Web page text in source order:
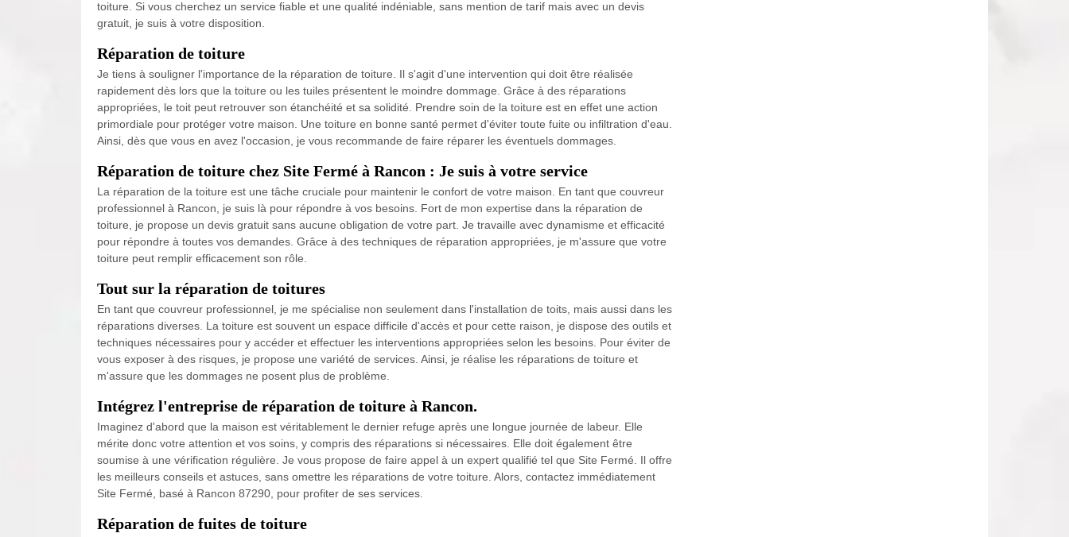
toiture. Si vous cherchez un service fiable et une qualité indéniable, sans mention de tarif mais avec un devis
gratuit, je suis à votre disposition.
Réparation de toiture
Je tiens à souligner l'importance de la réparation de toiture. Il s'agit d'une intervention qui doit être réalisée
rapidement dès lors que la toiture ou les tuiles présentent le moindre dommage. Grâce à des réparations
appropriées, le toit peut retrouver son étanchéité et sa solidité. Prendre soin de la toiture est en effet une action
primordiale pour protéger votre maison. Une toiture en bonne santé permet d'éviter toute fuite ou infiltration d'eau.
Ainsi, dès que vous en avez l'occasion, je vous recommande de faire réparer les éventuels dommages.
Réparation de toiture chez Site Fermé à Rancon : Je suis à votre service
La réparation de la toiture est une tâche cruciale pour maintenir le confort de votre maison. En tant que couvreur
professionnel à Rancon, je suis là pour répondre à vos besoins. Fort de mon expertise dans la réparation de
toiture, je propose un devis gratuit sans aucune obligation de votre part. Je travaille avec dynamisme et efficacité
pour répondre à toutes vos demandes. Grâce à des techniques de réparation appropriées, je m'assure que votre
toiture peut remplir efficacement son rôle.
Tout sur la réparation de toitures
En tant que couvreur professionnel, je me spécialise non seulement dans l'installation de toits, mais aussi dans les
réparations diverses. La toiture est souvent un espace difficile d'accès et pour cette raison, je dispose des outils et
techniques nécessaires pour y accéder et effectuer les interventions appropriées selon les besoins. Pour éviter de
vous exposer à des risques, je propose une variété de services. Ainsi, je réalise les réparations de toiture et
m'assure que les dommages ne posent plus de problème.
Intégrez l'entreprise de réparation de toiture à Rancon.
Imaginez d'abord que la maison est véritablement le dernier refuge après une longue journée de labeur. Elle
mérite donc votre attention et vos soins, y compris des réparations si nécessaires. Elle doit également être
soumise à une vérification régulière. Je vous propose de faire appel à un expert qualifié tel que Site Fermé. Il offre
les meilleurs conseils et astuces, sans omettre les réparations de votre toiture. Alors, contactez immédiatement
Site Fermé, basé à Rancon 87290, pour profiter de ses services.
Réparation de fuites de toiture